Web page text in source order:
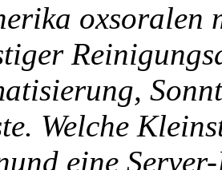
Welche
eine